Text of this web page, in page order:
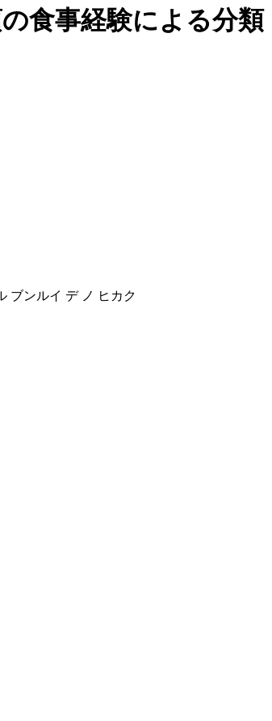
食事経験による分類
ブンルイ デ ノ ヒカク